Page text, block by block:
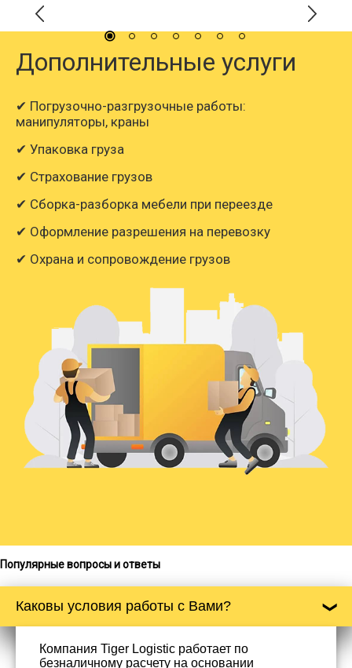
Дополнительные услуги
✔ Погрузочно-разгрузочные работы:
манипуляторы, краны
✔ Упаковка груза
✔ Страхование грузов
✔ Сборка-разборка мебели при переезде
✔ Оформление разрешения на перевозку
✔ Охрана и сопровождение грузов
Популярные вопросы и ответы
Каковы условия работы с Вами?
Компания Tiger Logistic работает по
безналичному расчету на основании